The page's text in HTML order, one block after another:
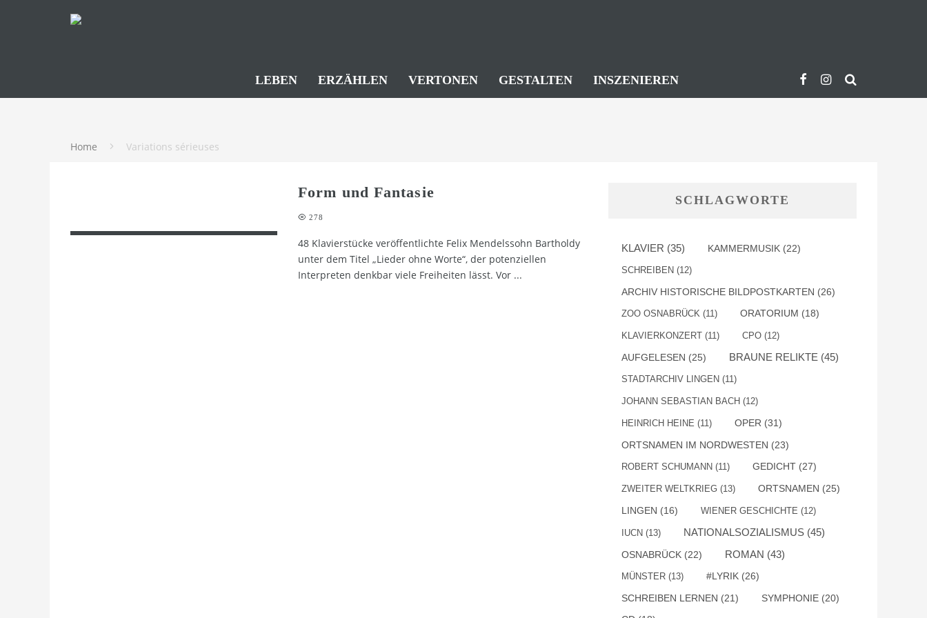
LEBEN ERZÄHLEN VERTONEN GESTALTEN INSZENIEREN
Home Variations sérieuses
Form und Fantasie
278
48 Klavierstücke veröffentlichte Felix Mendelssohn Bartholdy
unter dem Titel „Lieder ohne Worte“, der potenziellen
Interpreten denkbar viele Freiheiten lässt. Vor ...
SCHLAGWORTE
KLAVIER (35) KAMMERMUSIK (22)
SCHREIBEN (12)
ARCHIV HISTORISCHE BILDPOSTKARTEN (26)
ZOO OSNABRÜCK (11) ORATORIUM (18)
KLAVIERKONZERT (11) CPO (12)
AUFGELESEN (25) BRAUNE RELIKTE (45)
STADTARCHIV LINGEN (11)
JOHANN SEBASTIAN BACH (12)
HEINRICH HEINE (11) OPER (31)
ORTSNAMEN IM NORDWESTEN (23)
ROBERT SCHUMANN (11) GEDICHT (27)
ZWEITER WELTKRIEG (13) ORTSNAMEN (25)
LINGEN (16) WIENER GESCHICHTE (12)
IUCN (13) NATIONALSOZIALISMUS (45)
OSNABRÜCK (22) ROMAN (43)
MÜNSTER (13) #LYRIK (26)
SCHREIBEN LERNEN (21) SYMPHONIE (20)